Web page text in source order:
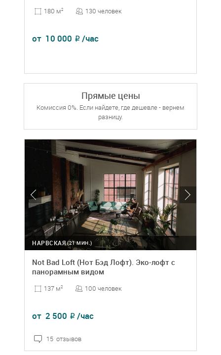
180 м2 130 человек
от 10 000 ₽ /час
Прямые цены
Комиссия 0%. Если найдете, где дешевле - вернем
разницу.
(21 МИН.)
НАРВСКАЯ
Not Bad Loft (Нот Бэд Лофт). Эко-лофт с
панорамным видом
137 м2 100 человек
от 2 500 ₽ /час
15 отзывов